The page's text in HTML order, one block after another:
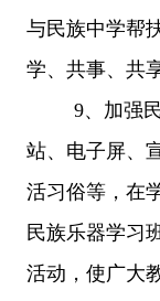
与民族中学帮
学、共事、共
9、加强
站、电子屏、
活习俗等，在
民族乐器学习
活动，使广大